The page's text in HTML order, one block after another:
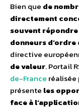
Bien que de
directement
souvent
donneurs d’ordre
directive
de valeur. Portail
de-France réalisée
présente les
face à